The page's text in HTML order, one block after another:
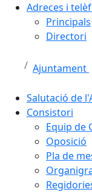
Adreces i
Principals
Directori
Ajuntament
Salutació de
Consistori
Equip de
Oposició
Pla de